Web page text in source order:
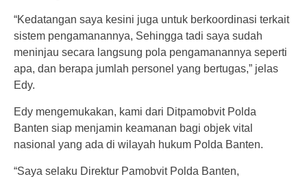
“Kedatangan saya kesini juga untuk berkoordinasi terkait
sistem pengamanannya, Sehingga tadi saya sudah
meninjau secara langsung pola pengamanannya seperti
apa, dan berapa jumlah personel yang bertugas,” jelas
Edy.
Edy mengemukakan, kami dari Ditpamobvit Polda
Banten siap menjamin keamanan bagi objek vital
nasional yang ada di wilayah hukum Polda Banten.
“Saya selaku Direktur Pamobvit Polda Banten,